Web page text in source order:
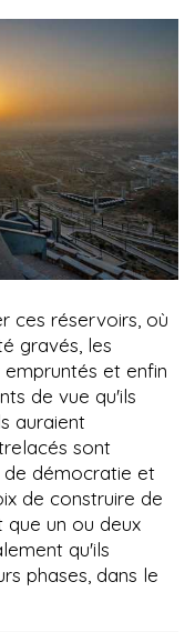
ces réservoirs, où
gravés, les
et enfin
de vue qu'ils
auraient
sont
de démocratie et
de construire de
un ou deux
qu'ils
phases, dans le